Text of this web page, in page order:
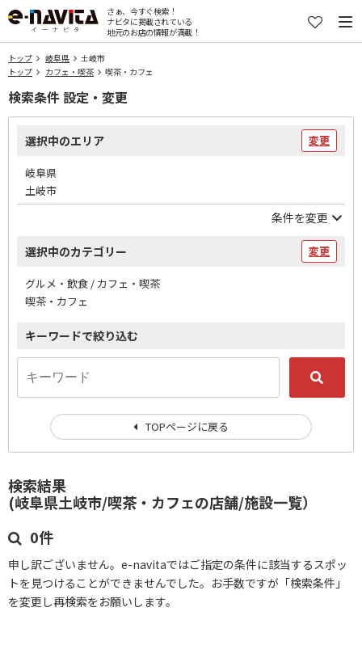
さぁ、今すぐ検索！
ナビタに掲載されている
地元のお店の情報が満載！
トップ 岐阜県
土岐市
トップ
カフェ・喫茶 喫茶・カフェ
検索結果
(岐阜県土岐市/喫茶・カフェの店舗/施設一覧）
0件
申し訳ございません。e-navitaではご指定の条件に該当するスポッ
トを見つけることができませんでした。お手数ですが「検索条件」
を変更し再検索をお願いします。
検索条件 設定・変更
選択中のエリア 変更
岐阜県
土岐市
条件を変更
選択中のカテゴリー 変更
グルメ・飲食 / カフェ・喫茶
喫茶・カフェ
キーワードで絞り込む
TOPページに戻る